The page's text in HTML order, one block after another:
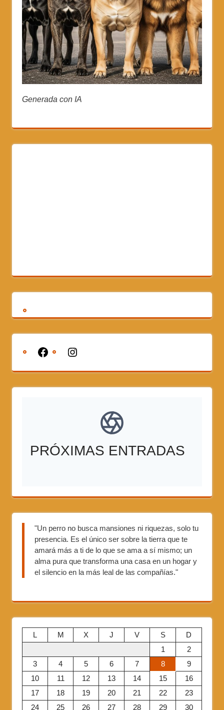
Generada con IA
PRÓXIMAS ENTRADAS
"Un perro no busca mansiones ni riquezas, solo tu
presencia. Es el único ser sobre la tierra que te
amará más a ti de lo que se ama a sí mismo; un
alma pura que transforma una casa en un hogar y
el silencio en la más leal de las compañías."
L M X J V S
D
1
2
3
4 5 6 7 8
9
10
11 12 13 14 15
16
17
18 19 20 21 22
23
24
25 26 27 28 29 30